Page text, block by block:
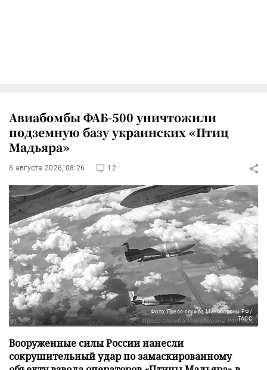
Авиабомбы ФАБ-500 уничтожили
подземную базу украинских «Птиц
Мадьяра»
6 августа 2026, 08:26 12
Фото: Пресс-служба Минобороны РФ/
ТАСС
Вооруженные силы России нанесли
сокрушительный удар по замаскированному